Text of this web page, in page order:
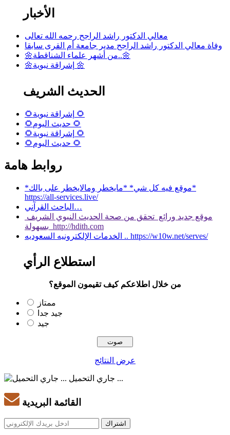
الأخبار
معالي الدكتور راشد الراجح رحمه الله تعالى
وفاة معالي الدكتور راشد الراجح مدير جامعة أم القرى سابقا
🌼من أشهر علماء الشناقطة..🌼
🌼إشراقة نبوية 🌼
الحديث الشريف
🌻إشراقة نبوية 🌻
🌻حديث اليوم 🌻
🌻إشراقة نبوية 🌻
🌻حديث اليوم 🌻
روابط هامة
*موقع فيه كل شي* *مايخطر ومالايخطر على بالك*
https://all-services.live/
الباحث القرآني…
موقع جديد ورائع تحقق من صحة الحديث النبوي الشريف
بسهولة http://hdith.com
الخدمات الإلكترونيه السعوديه .. https://w10w.net/serves/
استطلاع الرأي
من خلال اطلاعكم كيف تقيمون الموقع؟
ممتاز
جيد جدا
جيد
عرض النتائج
جاري التحميل ...
القائمة البريدية